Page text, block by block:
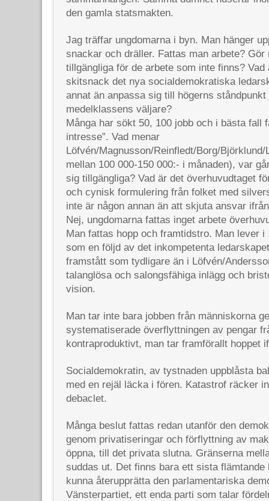
den gamla statsmakten.
Jag träffar ungdomarna i byn. Man hänger
snackar och dräller. Fattas man arbete?
tillgängliga för de arbete som inte finns? Vad
skitsnack det nya socialdemokratiska
annat än anpassa sig till högerns
medelklassens väljare?
Många har sökt 50, 100 jobb och i bästa fall
intresse”. Vad menar
Löfvén/Magnusson/Reinfledt/Borg/
mellan 100 000-150 000:- i månaden), var
sig tillgängliga? Vad är det överhuvudtaget
och cynisk formulering från folket med
inte är någon annan än att skjuta ansvar
Nej, ungdomarna fattas inget arbete
Man fattas hopp och framtidstro. Man lever i
som en följd av det inkompetenta
framstått som tydligare än i Löfvén/
talanglösa och salongsfähiga inlägg och
vision.
Man tar inte bara jobben från människorna
systematiserade överflyttningen av pengar
kontraproduktivt, man tar framförallt hoppet
Socialdemokratin, av tystnaden uppblåsta
med en rejäl läcka i fören. Katastrof räcker
debaclet.
Många beslut fattas redan utanför den
genom privatiseringar och förflyttning av
öppna, till det privata slutna. Gränserna
suddas ut. Det finns bara ett sista flämtande
kunna återupprätta den parlamentariska
Vänsterpartiet, ett enda parti som talar